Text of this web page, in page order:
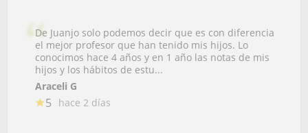
De Juanjo solo podemos decir que es con diferencia
el mejor profesor que han tenido mis hijos. Lo
conocimos hace 4 años y en 1 año las notas de mis
hijos y los hábitos de estu...
Araceli G
5 hace 2 días